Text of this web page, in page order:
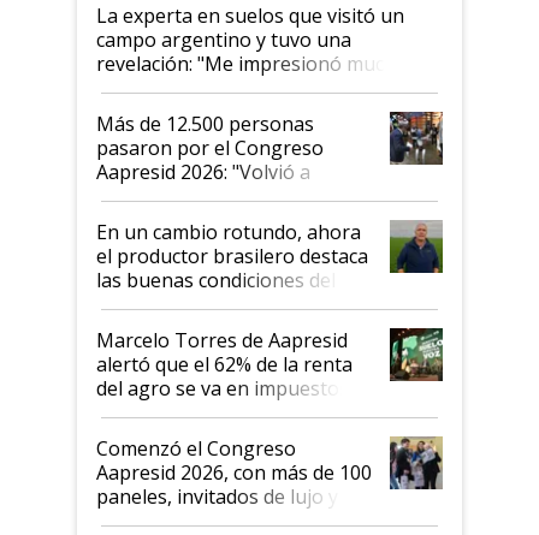
La experta en suelos que visitó un
campo argentino y tuvo una
revelación: "Me impresionó mucho"
Más de 12.500 personas
pasaron por el Congreso
Aapresid 2026: "Volvió a
demostrar que hablar del
suelo es hablar de todo el
sistema productivo"
En un cambio rotundo, ahora
el productor brasilero destaca
las buenas condiciones del
agro argentino para invertir:
"Los veo más motivados"
Marcelo Torres de Aapresid
alertó que el 62% de la renta
del agro se va en impuestos:
"No es bueno que en
Argentina se sigan discutiendo
las mismas cosas de hace 50
años"
Comenzó el Congreso
Aapresid 2026, con más de 100
paneles, invitados de lujo y
todas las tendencias